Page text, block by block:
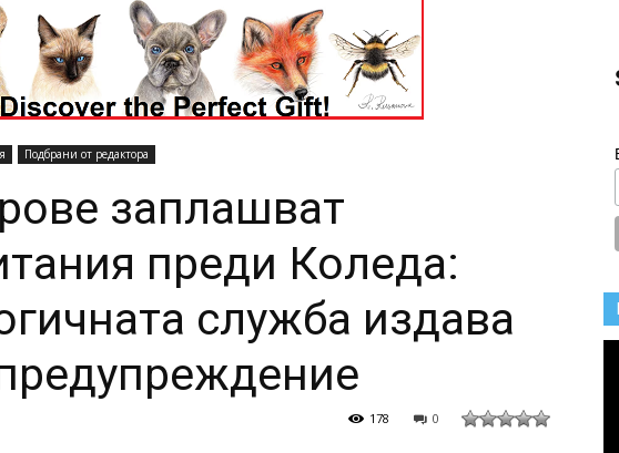
Подбрани от редактора
заплашват
преди Коледа:
служба издава
0
178